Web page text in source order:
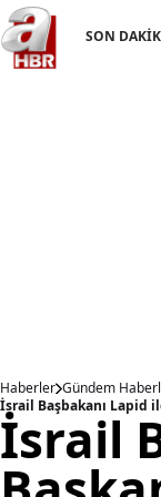
SON
Haberler Gündem
İsrail